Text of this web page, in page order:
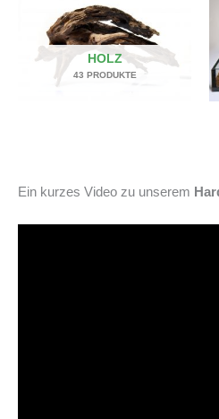
HOLZ
43 PRODUKTE
Ein kurzes Video zu unserem